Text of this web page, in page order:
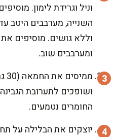
וניל וגרידת לימון.
השנייה, מערבבים היטב
וללא גושים. מוסיפים
ומערבבים שוב.
ושופכים לתערובת
החומרים נטמעים.
יוצקים את הבלילה על